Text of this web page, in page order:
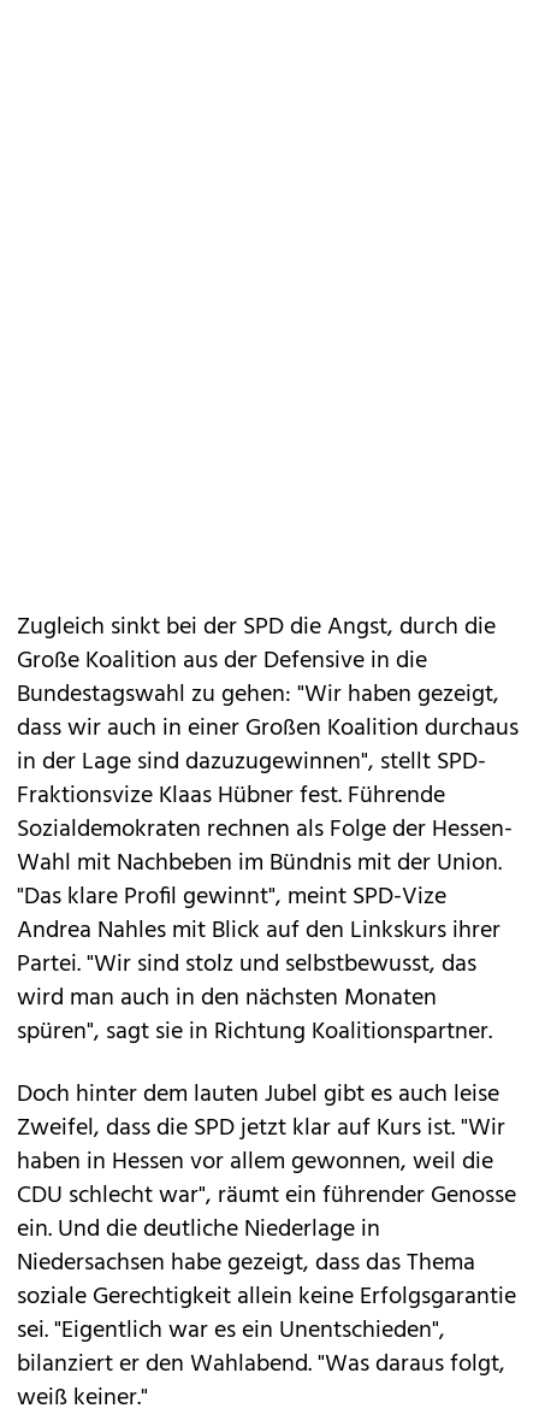
Zugleich sinkt bei der SPD die Angst, durch die
Große Koalition aus der Defensive in die
Bundestagswahl zu gehen: "Wir haben gezeigt,
dass wir auch in einer Großen Koalition durchaus
in der Lage sind dazuzugewinnen", stellt SPD-
Fraktionsvize Klaas Hübner fest. Führende
Sozialdemokraten rechnen als Folge der Hessen-
Wahl mit Nachbeben im Bündnis mit der Union.
"Das klare Profil gewinnt", meint SPD-Vize
Andrea Nahles mit Blick auf den Linkskurs ihrer
Partei. "Wir sind stolz und selbstbewusst, das
wird man auch in den nächsten Monaten
spüren", sagt sie in Richtung Koalitionspartner.
Doch hinter dem lauten Jubel gibt es auch leise
Zweifel, dass die SPD jetzt klar auf Kurs ist. "Wir
haben in Hessen vor allem gewonnen, weil die
CDU schlecht war", räumt ein führender Genosse
ein. Und die deutliche Niederlage in
Niedersachsen habe gezeigt, dass das Thema
soziale Gerechtigkeit allein keine Erfolgsgarantie
sei. "Eigentlich war es ein Unentschieden",
bilanziert er den Wahlabend. "Was daraus folgt,
weiß keiner."